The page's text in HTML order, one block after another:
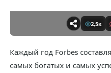
2,5к
Каждый год Forbes
самых богатых и самых